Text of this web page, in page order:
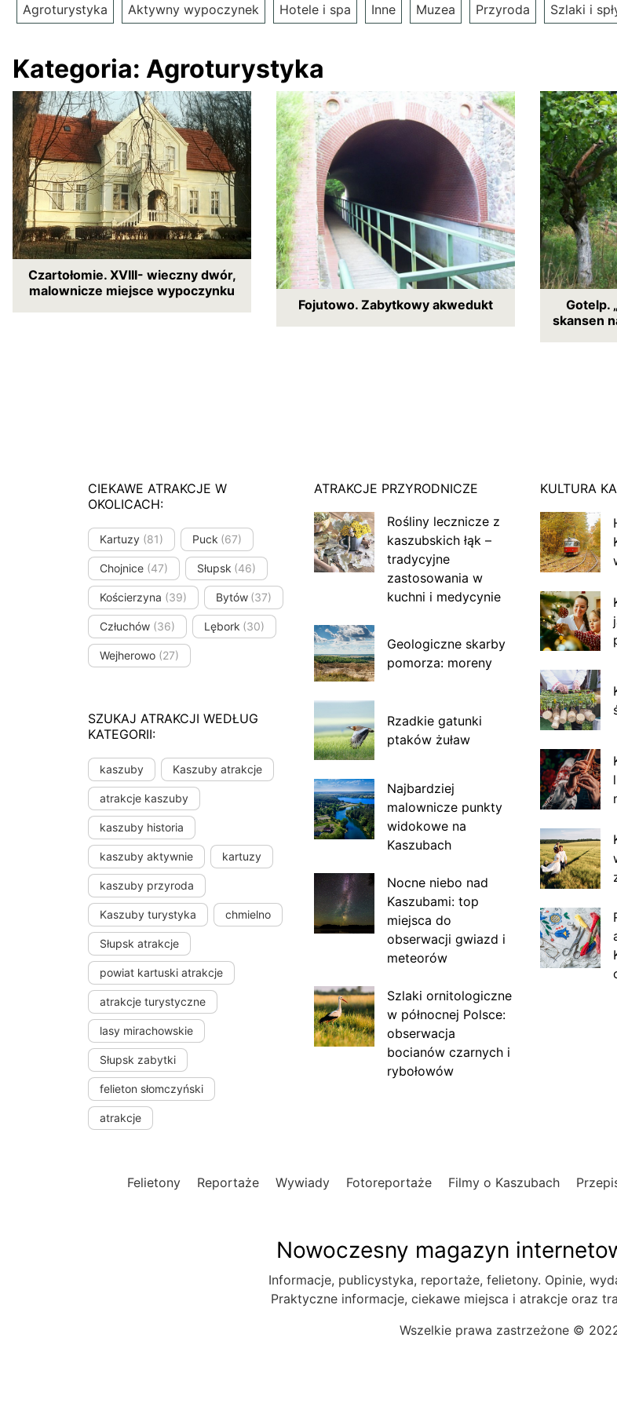
Agroturystyka Aktywny wypoczynek Hotele i spa Inne Muzea Przyroda Szlaki i
Kategoria: Agroturystyka
Czartołomie. XVIII- wieczny dwór,
malownicze miejsce wypoczynku
Fojutowo. Zabytkowy akwedukt
Gotelp.
skansen
CIEKAWE ATRAKCJE W
OKOLICACH:
Kartuzy (81) Puck (67)
Chojnice (47) Słupsk (46)
Kościerzyna (39) Bytów (37)
Człuchów (36) Lębork (30)
Wejherowo (27)
SZUKAJ ATRAKCJI WEDŁUG
KATEGORII:
kaszuby Kaszuby atrakcje
atrakcje kaszuby
kaszuby historia
kaszuby aktywnie kartuzy
kaszuby przyroda
Kaszuby turystyka chmielno
Słupsk atrakcje
powiat kartuski atrakcje
atrakcje turystyczne
lasy mirachowskie
Słupsk zabytki
felieton słomczyński
atrakcje
ATRAKCJE PRZYRODNICZE
Rośliny lecznicze z
kaszubskich łąk –
tradycyjne
zastosowania w
kuchni i medycynie
Geologiczne skarby
pomorza: moreny
Rzadkie gatunki
ptaków żuław
Najbardziej
malownicze punkty
widokowe na
Kaszubach
Nocne niebo nad
Kaszubami: top
miejsca do
obserwacji gwiazd i
meteorów
Szlaki ornitologiczne
w północnej Polsce:
obserwacja
bocianów czarnych i
rybołowów
KULTURA
Felietony Reportaże Wywiady Fotoreportaże Filmy o Kaszubach
Nowoczesny magazyn
Informacje, publicystyka, reportaże, felietony. Opinie,
Praktyczne informacje, ciekawe miejsca i atrakcje oraz
Wszelkie prawa zastrzeżone ©